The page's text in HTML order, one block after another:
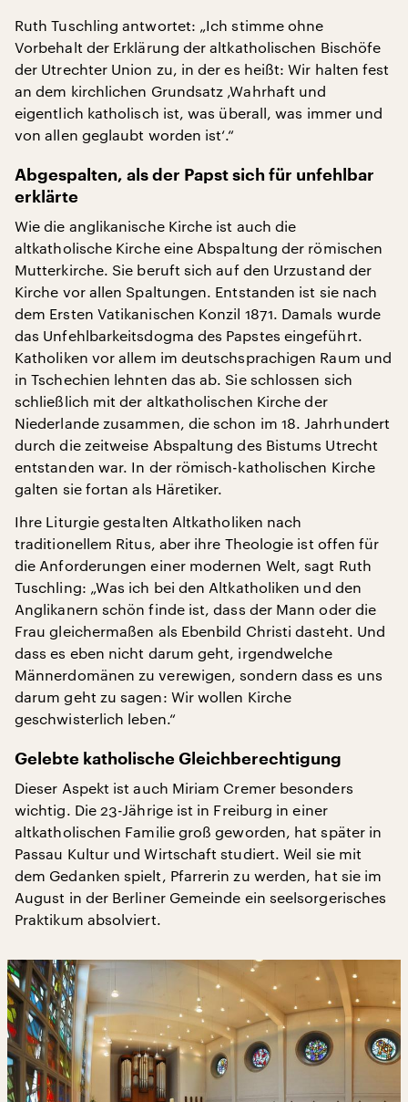
Ruth Tuschling antwortet: „Ich stimme ohne
Vorbehalt der Erklärung der altkatholischen Bischöfe
der Utrechter Union zu, in der es heißt: Wir halten fest
an dem kirchlichen Grundsatz ‚Wahrhaft und
eigentlich katholisch ist, was überall, was immer und
von allen geglaubt worden ist‘.“
Abgespalten, als der Papst sich für unfehlbar
erklärte
Wie die anglikanische Kirche ist auch die
altkatholische Kirche eine Abspaltung der römischen
Mutterkirche. Sie beruft sich auf den Urzustand der
Kirche vor allen Spaltungen. Entstanden ist sie nach
dem Ersten Vatikanischen Konzil 1871. Damals wurde
das Unfehlbarkeitsdogma des Papstes eingeführt.
Katholiken vor allem im deutschsprachigen Raum und
in Tschechien lehnten das ab. Sie schlossen sich
schließlich mit der altkatholischen Kirche der
Niederlande zusammen, die schon im 18. Jahrhundert
durch die zeitweise Abspaltung des Bistums Utrecht
entstanden war. In der römisch-katholischen Kirche
galten sie fortan als Häretiker.
Ihre Liturgie gestalten Altkatholiken nach
traditionellem Ritus, aber ihre Theologie ist offen für
die Anforderungen einer modernen Welt, sagt Ruth
Tuschling: „Was ich bei den Altkatholiken und den
Anglikanern schön finde ist, dass der Mann oder die
Frau gleichermaßen als Ebenbild Christi dasteht. Und
dass es eben nicht darum geht, irgendwelche
Männerdomänen zu verewigen, sondern dass es uns
darum geht zu sagen: Wir wollen Kirche
geschwisterlich leben.“
Gelebte katholische Gleichberechtigung
Dieser Aspekt ist auch Miriam Cremer besonders
wichtig. Die 23-Jährige ist in Freiburg in einer
altkatholischen Familie groß geworden, hat später in
Passau Kultur und Wirtschaft studiert. Weil sie mit
dem Gedanken spielt, Pfarrerin zu werden, hat sie im
August in der Berliner Gemeinde ein seelsorgerisches
Praktikum absolviert.